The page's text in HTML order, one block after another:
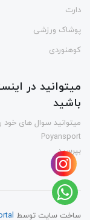
دارت
پوشاک ورزشی
کوهنوردی
میتوانید در
باشید
میتوانید سوال های خود
Poyansport
بپرسید
ساخت سایت توسط